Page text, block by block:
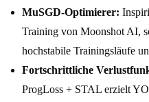
MuSGD-Optimierer:
Training von Moonshot AI,
hochstabile Trainingsläufe
Fortschrittliche
ProgLoss + STAL erzielt